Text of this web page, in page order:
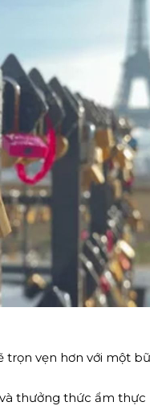
trọn vẹn hơn với một
thưởng thức ẩm